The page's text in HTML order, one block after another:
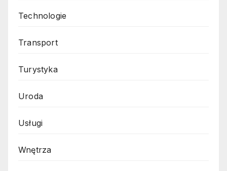
Technologie
Transport
Turystyka
Uroda
Usługi
Wnętrza